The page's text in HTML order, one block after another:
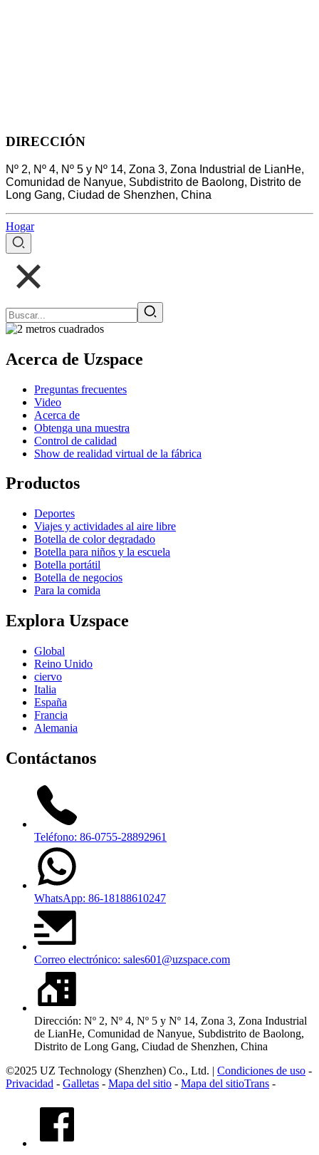
DIRECCIÓN
Nº 2, Nº 4, Nº 5 y Nº 14, Zona 3, Zona Industrial de LianHe,
Comunidad de Nanyue, Subdistrito de Baolong, Distrito de
Long Gang, Ciudad de Shenzhen, China
Hogar
Acerca de Uzspace
Preguntas frecuentes
Video
Acerca de
Obtenga una muestra
Control de calidad
Show de realidad virtual de la fábrica
Productos
Deportes
Viajes y actividades al aire libre
Botella de color degradado
Botella para niños y la escuela
Botella portátil
Botella de negocios
Para la comida
Explora Uzspace
Global
Reino Unido
ciervo
Italia
España
Francia
Alemania
Contáctanos
Teléfono: 86-0755-28892961
WhatsApp: 86-18188610247
Correo electrónico: sales601@uzspace.com
Dirección: Nº 2, Nº 4, Nº 5 y Nº 14, Zona 3, Zona Industrial
de LianHe, Comunidad de Nanyue, Subdistrito de Baolong,
Distrito de Long Gang, Ciudad de Shenzhen, China
©2025 UZ Technology (Shenzhen) Co., Ltd. | Condiciones de uso -
Privacidad - Galletas - Mapa del sitio - Mapa del sitioTrans -